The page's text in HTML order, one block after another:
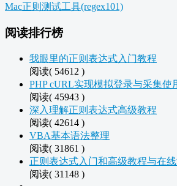
Mac正则测试工具(regex101)
阅读排行榜
我眼里的正则表达式入门教程
阅读( 54612 )
PHP cURL实现模拟登录与采集使
阅读( 45943 )
深入理解正则表达式高级教程
阅读( 42614 )
VBA基本语法整理
阅读( 31861 )
正则表达式入门和高级教程与在
阅读( 31148 )